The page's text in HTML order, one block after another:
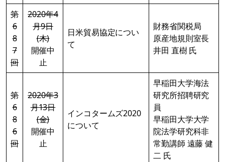
第
6
8
7
回
2020年4
月9日
(木)
開催中
止
日米貿易協定につい
て
財務省関税局
原産地規則室長
井田 直樹 氏
第
6
8
6
回
2020年3
月13日
(金)
開催中
止
インコタームズ2020
について
早稲田大学海法
研究所招聘研究
員
早稲田大学大学
院法学研究科非
常勤講師 遠藤 健
二 氏